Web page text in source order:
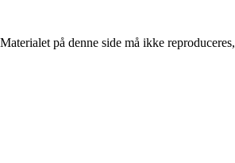
på denne side må ikke reproduceres,